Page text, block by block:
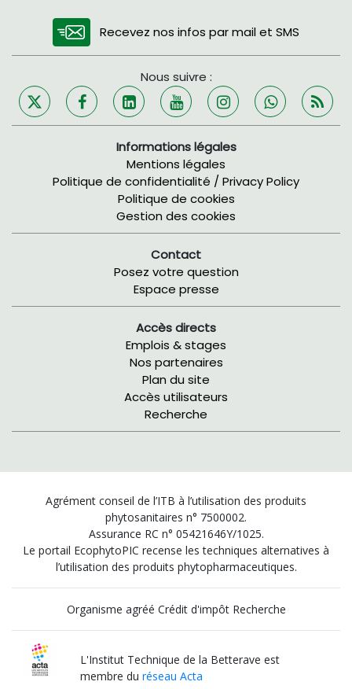
Recevez nos infos par mail et SMS
Nous suivre :
Informations légales
Mentions légales
Politique de confidentialité / Privacy Policy
Politique de cookies
Gestion des cookies
Contact
Posez votre question
Espace presse
Accès directs
Emplois & stages
Nos partenaires
Plan du site
Accès utilisateurs
Recherche
Agrément conseil de l’ITB à l’utilisation des produits
phytosanitaires n° 7500002.
Assurance RC n° 05421646Y/1025.
Le portail EcophytoPIC recense les techniques alternatives à
l’utilisation des produits phytopharmaceutiques.
Organisme agréé Crédit d'impôt Recherche
L'Institut Technique de la Betterave est
membre duréseau Acta